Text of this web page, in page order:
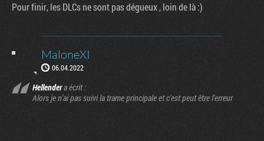
Pour finir, les DLCs ne sont pas dégueux , loin de là :)
MaloneXI
06.04.2022
Hellendera écrit :
Alors je n'ai pas suivi la trame principale et c'est peut être l'erreur